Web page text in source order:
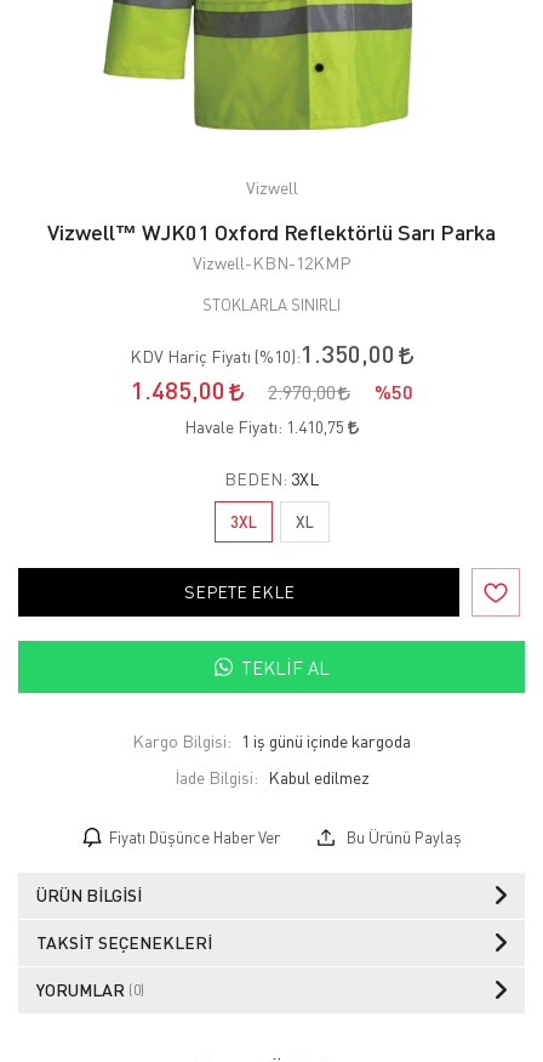
Vizwell
Vizwell™ WJK01 Oxford Reflektörlü Sarı Parka
Vizwell-KBN-12KMP
STOKLARLA SINIRLI
KDV Hariç Fiyatı (%10):1.350,00
1.485,00
2.970,00 %50
Havale Fiyatı: 1.410,75
BEDEN: 3XL
3XL XL
SEPETE EKLE
TEKLIF AL
Kargo Bilgisi:
1 iş günü içinde kargoda
İade Bilgisi:
Fiyatı Düşünce Haber Ver Bu Ürünü Paylaş
ÜRÜN BILGISI
TAKSIT SEÇENEKLERI
YORUMLAR (0)